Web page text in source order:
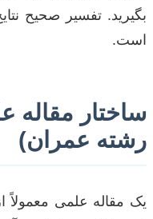
بگیرید. تفسیر صحیح
است.
ساختار مقاله
رشته عمران)
یک مقاله علمی